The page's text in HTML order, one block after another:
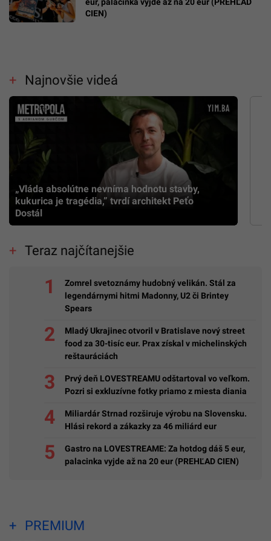
eur, palacinka vyjde až na 20 eur (PREHĽAD
CIEN)
Najnovšie videá
„Vláda absolútne nevníma hodnotu stavby,
kukurica je tragédia,” tvrdí architekt Peťo
Dostál
Teraz najčítanejšie
Zomrel svetoznámy hudobný velikán. Stál za
legendárnymi hitmi Madonny, U2 či Brintey
Spears
Mladý Ukrajinec otvoril v Bratislave nový street
food za 30-tisíc eur. Prax získal v michelinských
reštauráciách
Prvý deň LOVESTREAMU odštartoval vo veľkom.
Pozri si exkluzívne fotky priamo z miesta diania
Miliardár Strnad rozširuje výrobu na Slovensku.
Hlási rekord a zákazky za 46 miliárd eur
Gastro na LOVESTREAME: Za hotdog dáš 5 eur,
palacinka vyjde až na 20 eur (PREHĽAD CIEN)
PREMIUM